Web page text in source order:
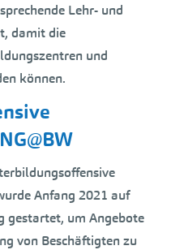
Lehr- und
damit die
und
können.
Anfang 2021 auf
gestartet, um Angebote
von Beschäftigten zu